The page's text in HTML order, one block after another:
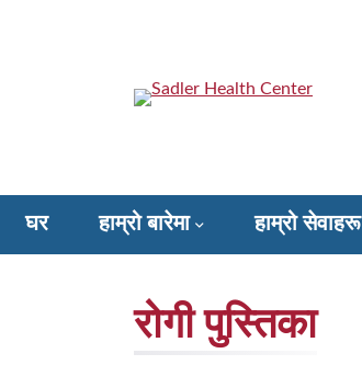
घर हाम्रो बारेमा हाम्रो सेवाहरू
रोगी पुस्तिका